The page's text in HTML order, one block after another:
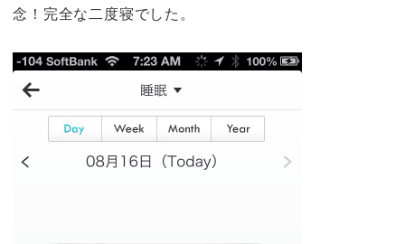
念！完全な二度寝でした。